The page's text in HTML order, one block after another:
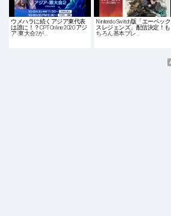
ウメハラに続くアジア東代表
は誰に！？CPT Online 2020 アジ
ア-東大会2が…
Nintendo Switch版「エーペック
スレジェンズ」配信決定！も
ちろん基本プレ…